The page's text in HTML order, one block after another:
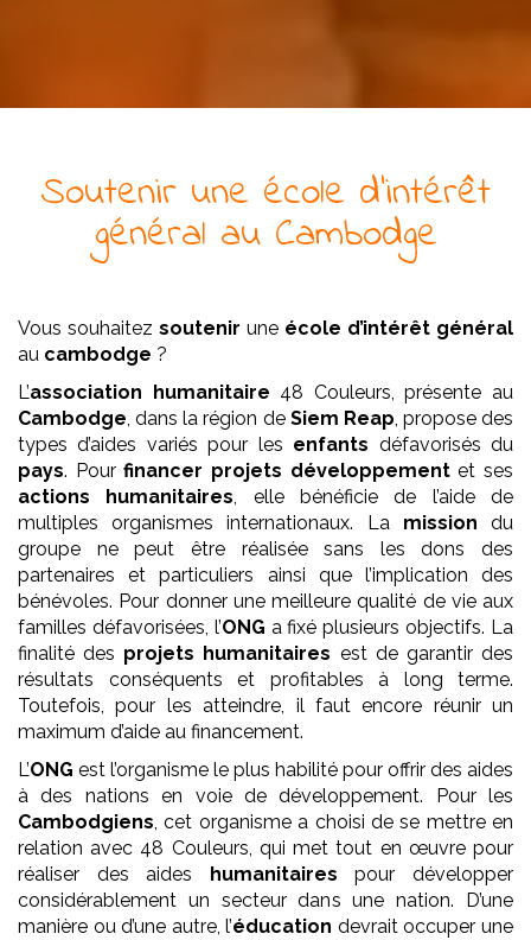
Soutenir une école d’intérêt
général au Cambodge
Vous souhaitez soutenir une école d’intérêt général
au cambodge ?
L’association humanitaire 48 Couleurs, présente au
Cambodge, dans la région de Siem Reap, propose des
types d’aides variés pour les enfants défavorisés du
pays. Pourfinancer projets développementet ses
actions humanitaires, elle bénéficie de l’aide de
multiples organismes internationaux. La mission du
groupe ne peut être réalisée sans les dons des
partenaires et particuliers ainsi que l’implication des
bénévoles. Pour donner une meilleure qualité de vie aux
familles défavorisées, l’ONG a fixé plusieurs objectifs. La
finalité des projets humanitaires est de garantir des
résultats conséquents et profitables à long terme.
Toutefois, pour les atteindre, il faut encore réunir un
maximum d’aide au financement.
L’ONG est l’organisme le plus habilité pour offrir des aides
à des nations en voie de développement. Pour les
Cambodgiens, cet organisme a choisi de se mettre en
relation avec 48 Couleurs, qui met tout en œuvre pour
réaliser des aides
humanitairespour développer
considérablement un secteur dans une nation. D’une
manière ou d’une autre, l’éducation devrait occuper une